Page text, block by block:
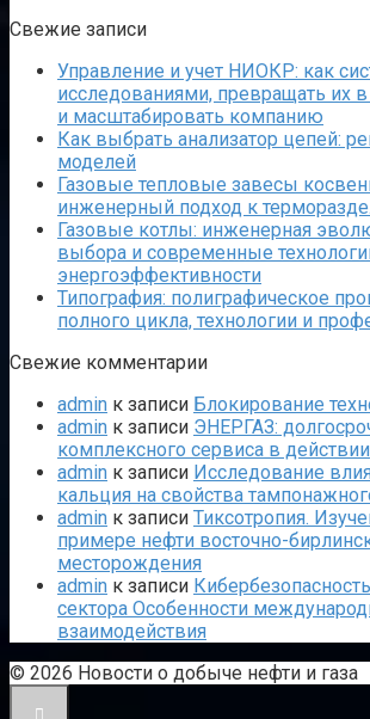
Свежие записи
Управление и учет НИОКР: как
исследованиями, превращать их
и масштабировать компанию
Как выбрать анализатор цепей:
моделей
Газовые тепловые завесы
инженерный подход к
Газовые котлы: инженерная
выбора и современные
энергоэффективности
Типография: полиграфическое
полного цикла, технологии и
Свежие комментарии
admin к записи Блокирование
admin к записи ЭНЕРГАЗ:
комплексного сервиса в действии
admin к записи Исследование
кальция на свойства
admin к записи Тиксотропия.
примере нефти восточно-
месторождения
admin к записи
сектора Особенности
взаимодействия
© 2026 Новости о добыче нефти и газа